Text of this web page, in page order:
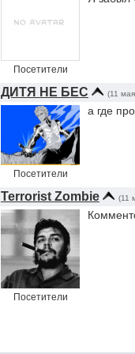
Посетители
ДИТЯ НЕ БЕС (11
Посетители
а где
Terrorist Zombie (11
Посетители